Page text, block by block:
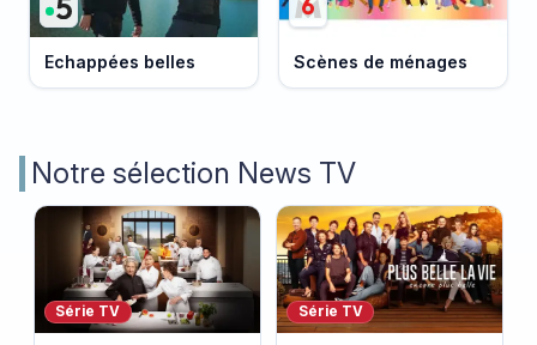
Echappées belles Scènes de ménages
Notre sélection News TV
Série TV Série TV